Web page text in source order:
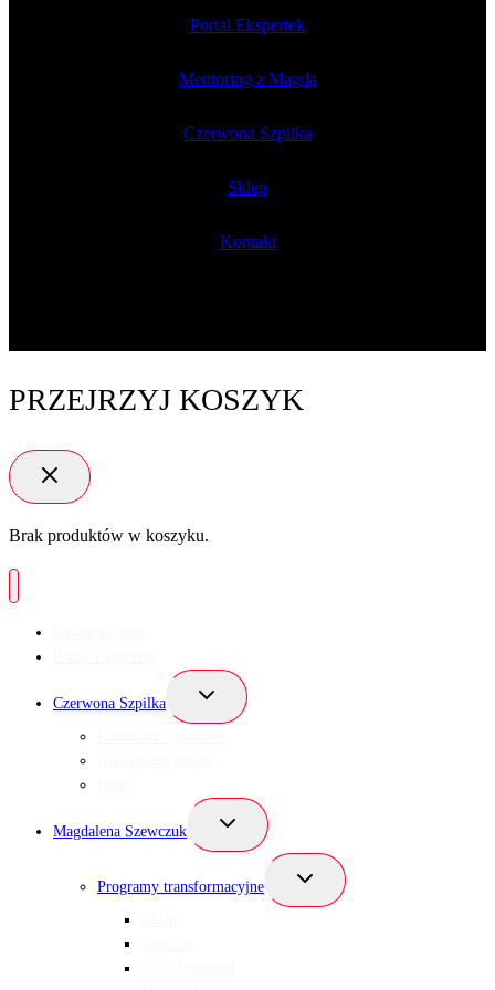
Portal Ekspertek
Mentoring z Magdą
Czerwona Szpilka
Sklep
Kontakt
PRZEJRZYJ KOSZYK
Brak produktów w koszyku.
Czerwona Szpilka
Przełącz
podrzędne
Magdalena Szewczuk
Przełącz
podrzędne
Programy transformacyjne
Przełącz
podrzędne